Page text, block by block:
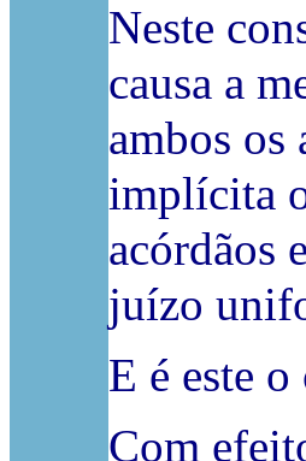
Neste
causa a
ambos os
implícita
acórdãos
juízo
E é este
Com